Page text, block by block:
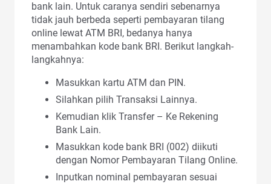
bank lain. Untuk caranya sendiri sebenarnya
tidak jauh berbeda seperti pembayaran tilang
online lewat ATM BRI, bedanya hanya
menambahkan kode bank BRI. Berikut langkah-
langkahnya:
Masukkan kartu ATM dan PIN.
Silahkan pilih Transaksi Lainnya.
Kemudian klik Transfer – Ke Rekening
Bank Lain.
Masukkan kode bank BRI (002) diikuti
dengan Nomor Pembayaran Tilang Online.
Inputkan nominal pembayaran sesuai